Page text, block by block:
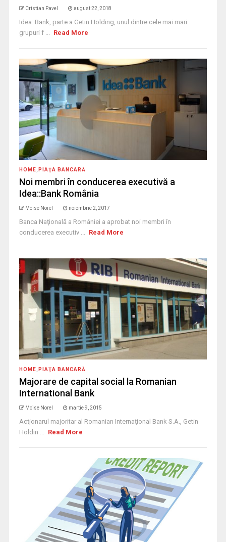
Cristian Pavel august 22, 2018
Idea::Bank, parte a Getin Holding, unul dintre cele mai mari
grupuri f ... Read More
HOME PIAŢA BANCARĂ
Noi membri în conducerea executivă a
Idea::Bank România
Moise Norel noiembrie 2, 2017
Banca Naţională a României a aprobat noi membri în
conducerea executiv ... Read More
HOME PIAŢA BANCARĂ
Majorare de capital social la Romanian
International Bank
Moise Norel martie 9, 2015
Acţionarul majoritar al Romanian Internaţional Bank S.A., Getin
Holdin ... Read More